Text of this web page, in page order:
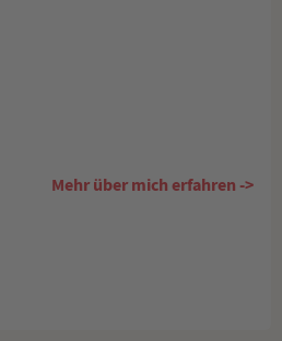
Mehr über mich erfahren ->